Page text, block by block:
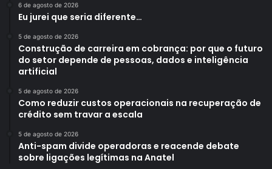
6 de agosto de 2026
Eu jurei que seria diferente…
5 de agosto de 2026
Construção de carreira em cobrança: por que o futuro
do setor depende de pessoas, dados e inteligência
artificial
5 de agosto de 2026
Como reduzir custos operacionais na recuperação de
crédito sem travar a escala
5 de agosto de 2026
Anti-spam divide operadoras e reacende debate
sobre ligações legítimas na Anatel